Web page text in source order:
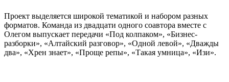
Проект выделяется широкой тематикой и набором разных
форматов. Команда из двадцати одного соавтора вместе с
Олегом выпускает передачи «Под колпаком», «Бизнес-
разборки», «Алтайский разговор», «Одной левой», «Дважды
два», «Хрен знает», «Проще репы», «Такая умница», «Изи».